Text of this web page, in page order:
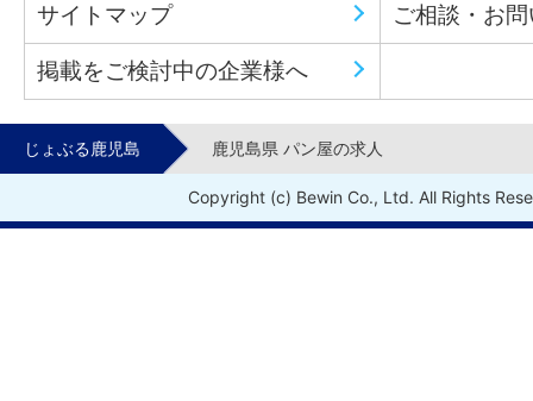
サイトマップ ご相談・お
掲載をご検討中の企業様へ
じょぶる鹿児島 鹿児島県 パン屋の求人
Copyright (c) Bewin Co., Ltd. All Rights